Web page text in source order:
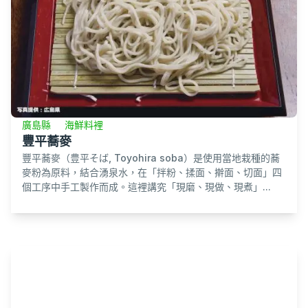
廣島縣 海鮮料裡
豐平蕎麥
豐平蕎麥（豊平そば, Toyohira soba）是使用當地栽種的蕎
麥粉為原料，結合湧泉水，在「拌粉、揉面、擀面、切面」四
個工序中手工製作而成。這裡講究「現磨、現做、現煮」...